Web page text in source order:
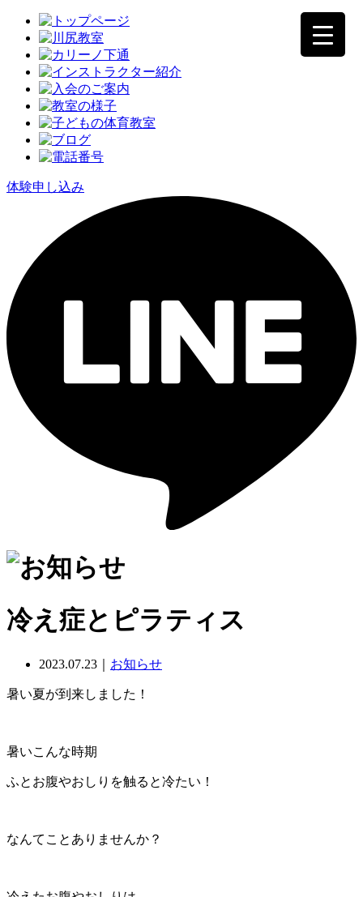
体験申し込み
冷え症とピラティス
2023.07.23｜ お知らせ
暑い夏が到来しました！
暑いこんな時期
ふとお腹やおしりを触ると冷たい！
なんてことありませんか？